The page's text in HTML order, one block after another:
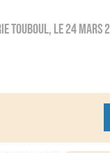
touboul, le24 mars